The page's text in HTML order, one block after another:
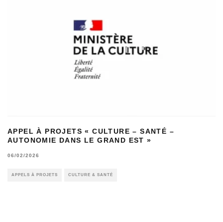
APPEL À PROJETS « CULTURE – SANTÉ –
AUTONOMIE DANS LE GRAND EST »
06/02/2026
APPELS À PROJETS CULTURE & SANTÉ